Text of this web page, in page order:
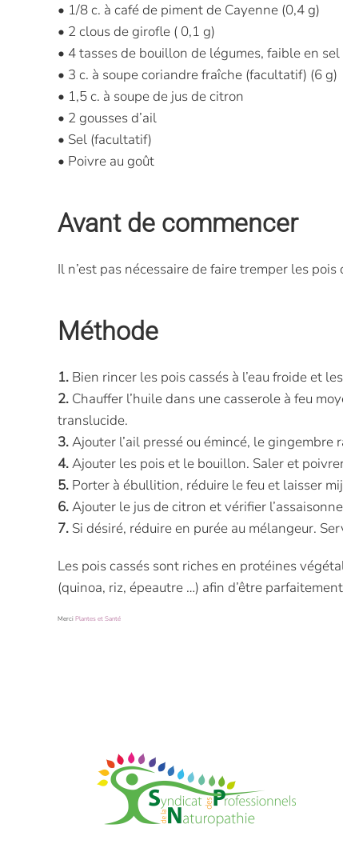
• 1/8 c. à café de piment de Cayenne (0,4 g)
• 2 clous de girofle ( 0,1 g)
• 4 tasses de bouillon de légumes, faible en sel
• 3 c. à soupe coriandre fraîche (facultatif) (6 g)
• 1,5 c. à soupe de jus de citron
• 2 gousses d’ail
• Sel (facultatif)
• Poivre au goût
Avant de commencer
Il n’est pas nécessaire de faire tremper les pois
Méthode
1. Bien rincer les pois cassés à l’eau froide et
2. Chauffer l’huile dans une casserole à feu
translucide.
3.Ajouter l’ail pressé ou émincé, le gingembre
4.Ajouter les pois et le bouillon. Saler et
5. Porter à ébullition, réduire le feu et laisser
6.Ajouter le jus de citron et vérifier
7. Si désiré, réduire en purée au mélangeur.
Les pois cassés sont riches en protéines
(quinoa, riz, épeautre …) afin d’être
MerciPlantes et Santé